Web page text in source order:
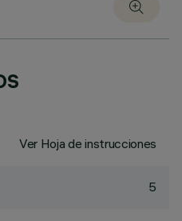
Ver Hoja de instrucciones
5